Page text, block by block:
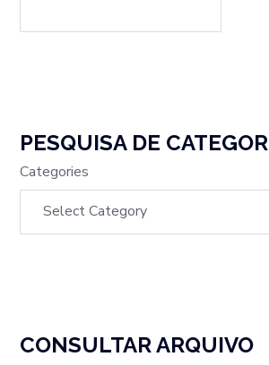
PESQUISA DE
Categories
CONSULTAR ARQUIVO